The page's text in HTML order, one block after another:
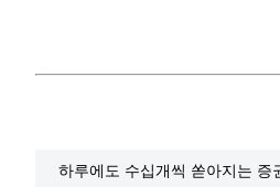
하루에도 수십개씩 쏟아지는 증